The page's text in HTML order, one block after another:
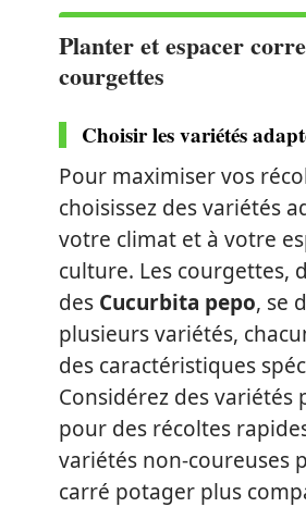
Planter et espacer
courgettes
Choisir les variétés
Pour maximiser vos
choisissez des variétés
votre climat et à votre
culture. Les courgettes,
des Cucurbita pepo, se
plusieurs variétés,
des caractéristiques
Considérez des variétés
pour des récoltes
variétés non-coureuses
carré potager plus